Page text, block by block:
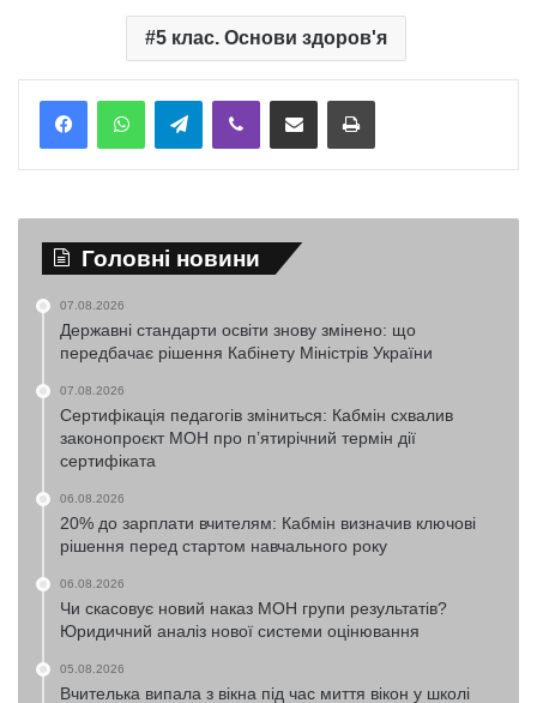
5 клас. Основи здоров'я
TelegramViber Надіслати електронною поштоюНадрукувати
Головні новини
07.08.2026
Державні стандарти освіти знову змінено: що
передбачає рішення Кабінету Міністрів України
07.08.2026
Сертифікація педагогів зміниться: Кабмін схвалив
законопроєкт МОН про п’ятирічний термін дії
сертифіката
06.08.2026
20% до зарплати вчителям: Кабмін визначив ключові
рішення перед стартом навчального року
06.08.2026
Чи скасовує новий наказ МОН групи результатів?
Юридичний аналіз нової системи оцінювання
05.08.2026
Вчителька випала з вікна під час миття вікон у школі